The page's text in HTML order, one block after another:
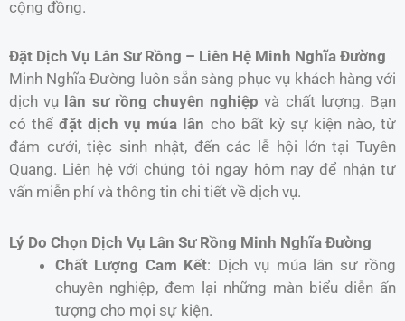
cộng đồng.
Đặt Dịch Vụ Lân Sư Rồng – Liên Hệ Minh Nghĩa Đường
Minh Nghĩa Đường luôn sẵn sàng phục vụ khách hàng với
dịch vụ lân sư rồng chuyên nghiệp và chất lượng. Bạn
có thểđặt dịch vụ múa lân cho bất kỳ sự kiện nào, từ
đám cưới, tiệc sinh nhật, đến các lễ hội lớn tại Tuyên
Quang. Liên hệ với chúng tôi ngay hôm nay để nhận tư
vấn miễn phí và thông tin chi tiết về dịch vụ.
Lý Do Chọn Dịch Vụ Lân Sư Rồng Minh Nghĩa Đường
Chất Lượng Cam Kết: Dịch vụ múa lân sư rồng
chuyên nghiệp, đem lại những màn biểu diễn ấn
tượng cho mọi sự kiện.